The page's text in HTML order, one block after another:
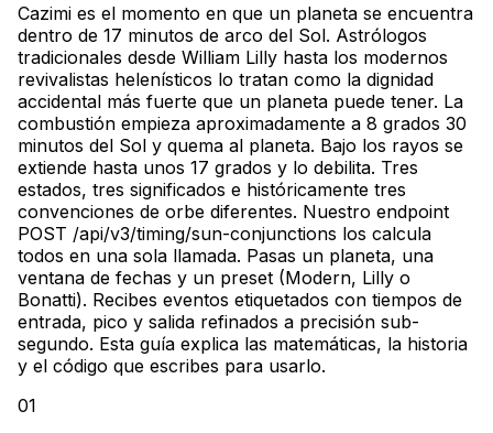
Cazimi es el momento en que un planeta se encuentra
dentro de 17 minutos de arco del Sol. Astrólogos
tradicionales desde William Lilly hasta los modernos
revivalistas helenísticos lo tratan como la dignidad
accidental más fuerte que un planeta puede tener. La
combustión empieza aproximadamente a 8 grados 30
minutos del Sol y quema al planeta. Bajo los rayos se
extiende hasta unos 17 grados y lo debilita. Tres
estados, tres significados e históricamente tres
convenciones de orbe diferentes. Nuestro endpoint
POST /api/v3/timing/sun-conjunctions los calcula
todos en una sola llamada. Pasas un planeta, una
ventana de fechas y un preset (Modern, Lilly o
Bonatti). Recibes eventos etiquetados con tiempos de
entrada, pico y salida refinados a precisión sub-
segundo. Esta guía explica las matemáticas, la historia
y el código que escribes para usarlo.
01